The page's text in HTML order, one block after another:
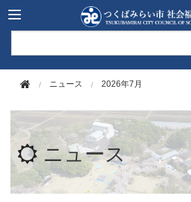
ニュース 2026年7月
ニュース